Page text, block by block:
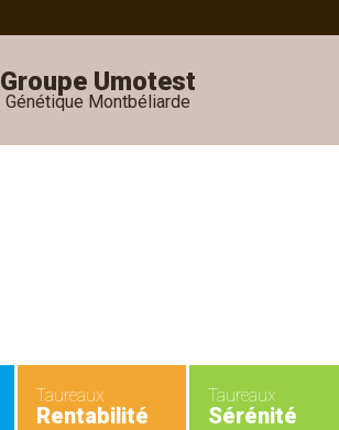
Groupe Umotest
Génétique Montbéliarde
Taureaux
Rentabilité
Taureaux
Sérénité